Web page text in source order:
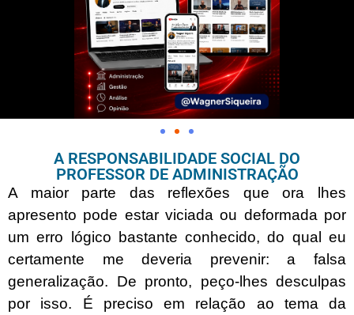
A RESPONSABILIDADE SOCIAL DO
PROFESSOR DE ADMINISTRAÇÃO
A maior parte das reflexões que ora lhes
apresento pode estar viciada ou deformada por
um erro lógico bastante conhecido, do qual eu
certamente me deveria prevenir: a falsa
generalização. De pronto, peço-lhes desculpas
por isso. É preciso em relação ao tema da